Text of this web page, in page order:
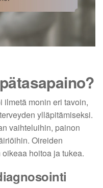
ilmetä monin eri tavoin,
ylläpitämiseksi.
vaihteluihin, painon
Oireiden
hoitoa ja tukea.